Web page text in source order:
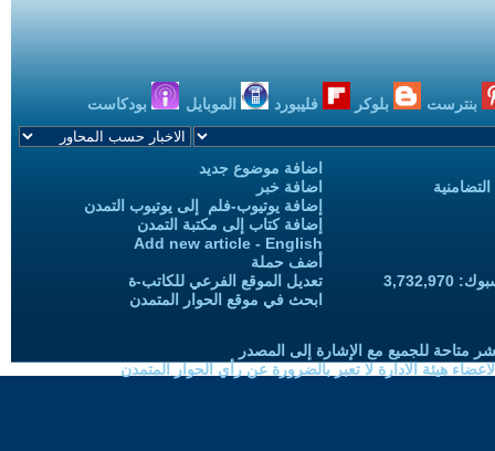
بنترست بلوكر فليبورد الموبايل بودكاست
اضافة موضوع جديد
اضافة خبر
إضافة يوتيوب-فلم إلى يوتيوب التمدن
إضافة كتاب إلى مكتبة التمدن
Add new article - English
أضف حملة
تعديل الموقع الفرعي للكاتب-ة
ابحث في موقع الحوار المتمدن
متاحة للجميع مع الإشارة إلى المصدر
هيئة الادارة لا تعبر بالضرورة عن رأي الحوار المتمدن